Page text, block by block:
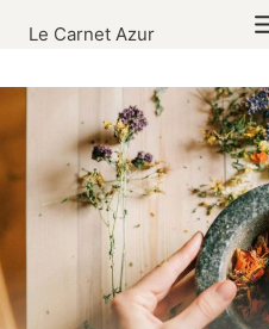
Le Carnet Azur